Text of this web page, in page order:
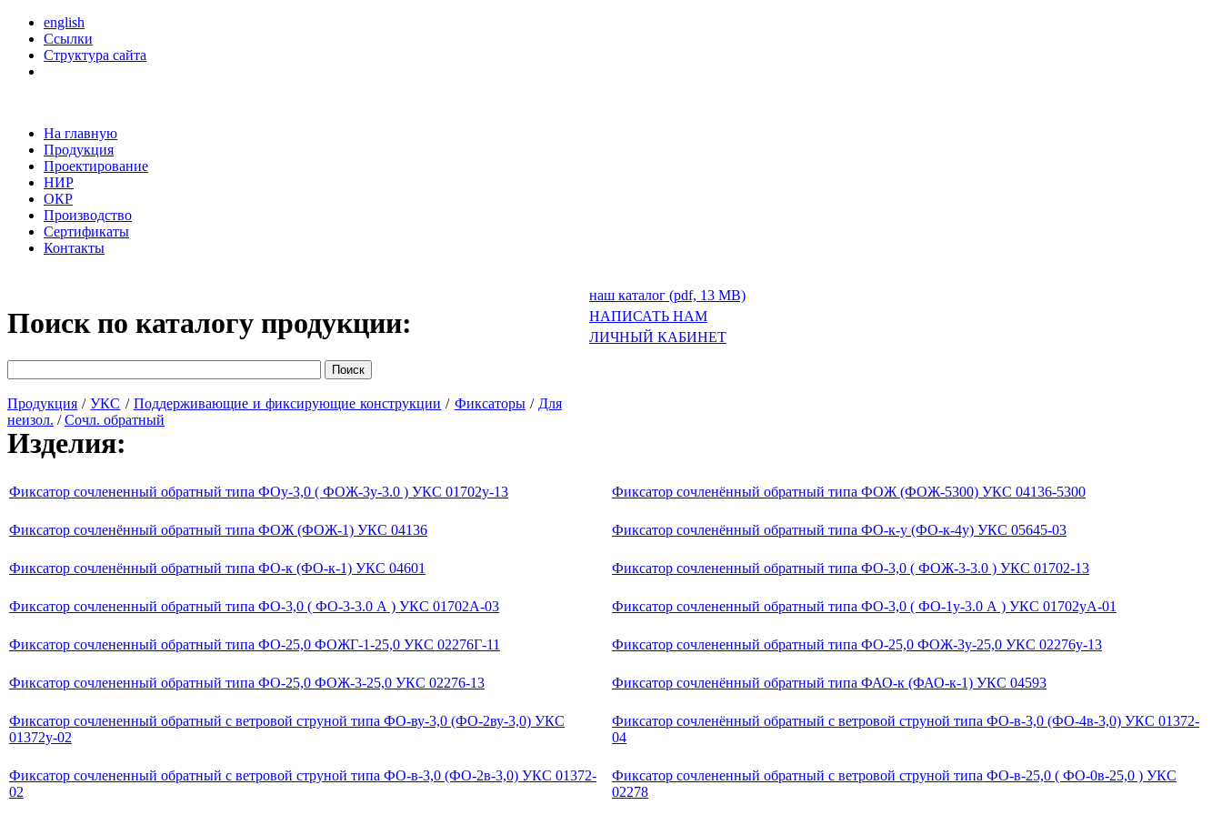
english
Ссылки
Структура сайта
На главную
Продукция
Проектирование
НИР
ОКР
Производство
Сертификаты
Контакты
Поиск по каталогу продукции:
Продукция /УКС / Поддерживающие и фиксирующие конструкции / Фиксаторы/ Для
неизол. /Сочл. обратный
наш каталог (pdf, 13 MB)
НАПИСАТЬ НАМ
ЛИЧНЫЙ КАБИНЕТ
Изделия:
Фиксатор сочлененный обратный типа ФОу-3,0 ( ФОЖ-3у-3.0 ) УКС 01702у-13 Фиксатор сочленённый обратный типа ФОЖ (ФОЖ-5300) УКС 04136-5300
Фиксатор сочленённый обратный типа ФОЖ (ФОЖ-1) УКС 04136 Фиксатор сочленённый обратный типа ФО-к-у (ФО-к-4у) УКС 05645-03
Фиксатор сочленённый обратный типа ФО-к (ФО-к-1) УКС 04601 Фиксатор сочлененный обратный типа ФО-3,0 ( ФОЖ-3-3.0 ) УКС 01702-13
Фиксатор сочлененный обратный типа ФО-3,0 ( ФО-3-3.0 А ) УКС 01702А-03 Фиксатор сочлененный обратный типа ФО-3,0 ( ФО-1у-3.0 А ) УКС 01702уА-01
Фиксатор сочлененный обратный типа ФО-25,0 ФОЖГ-1-25,0 УКС 02276Г-11 Фиксатор сочлененный обратный типа ФО-25,0 ФОЖ-3у-25,0 УКС 02276у-13
Фиксатор сочлененный обратный типа ФО-25,0 ФОЖ-3-25,0 УКС 02276-13 Фиксатор сочленённый обратный типа ФАО-к (ФАО-к-1) УКС 04593
Фиксатор сочлененный обратный с ветровой струной типа ФО-ву-3,0 (ФО-2ву-3,0) УКС
01372у-02
Фиксатор сочленённый обратный с ветровой струной типа ФО-в-3,0 (ФО-4в-3,0) УКС 01372-
04
Фиксатор сочлененный обратный с ветровой струной типа ФО-в-3,0 (ФО-2в-3,0) УКС 01372-
02
Фиксатор сочлененный обратный с ветровой струной типа ФО-в-25,0 ( ФО-0в-25,0 ) УКС
02278